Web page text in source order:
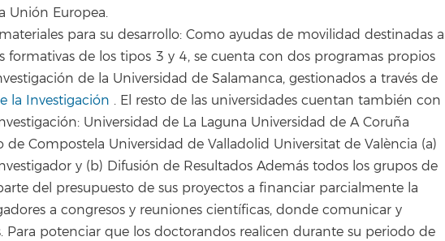
Unión Europea.
para su desarrollo: Como ayudas de movilidad destinadas a
formativas de los tipos 3 y 4, se cuenta con dos programas propios
de la Universidad de Salamanca, gestionados a través de
la Investigación . El resto de las universidades cuentan también con
Universidad de La Laguna Universidad de A Coruña
de Compostela Universidad de Valladolid Universitat de València (a)
y (b) Difusión de Resultados Además todos los grupos de
del presupuesto de sus proyectos a financiar parcialmente la
a congresos y reuniones científicas, donde comunicar y
Para potenciar que los doctorandos realicen durante su periodo de